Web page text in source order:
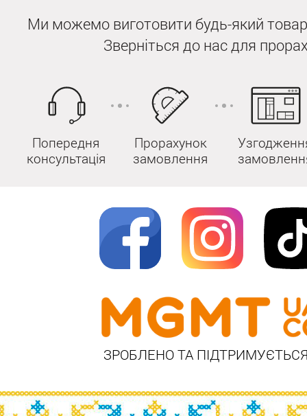
Ми можемо виготовити будь-який
Зверніться до нас для
Попередня
консультація
Прорахунок
замовлення
ЗРОБЛЕНО ТА